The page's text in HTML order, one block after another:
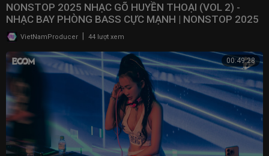
NONSTOP 2025 NHẠC GÕ HUYỀN THOẠI (VOL 2) -
NHẠC BAY PHÒNG BASS CỰC MẠNH | NONSTOP 2025
VINAHOUSE
VietNamProducer 44 lượt xem
00:49:28